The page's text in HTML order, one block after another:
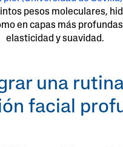
pesos moleculares,
en capas más
elasticidad y suavidad.
una
facial